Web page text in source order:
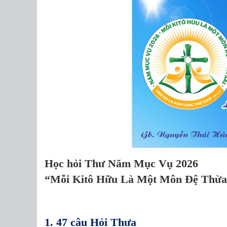
Học hỏi Thư Năm Mục Vụ 2026
“Mỗi Kitô Hữu Là Một Môn Đệ
1. 47 câu Hỏi Thưa